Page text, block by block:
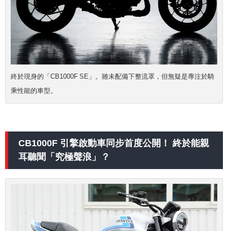
終於現身的「CB1000F SE」。雖未配備下整流罩，但無疑是專注於騎
乘性能的車型。
CB1000F 引擎啟動車同步首度公開！ 終於能親
耳聽聞「究極聲浪」？